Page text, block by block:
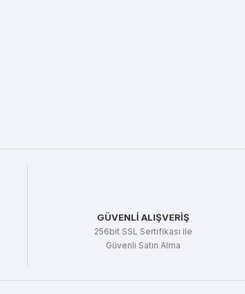
GÜVENLİ ALIŞVERİŞ
256bit SSL Sertifikası ile
Güvenli Satın Alma